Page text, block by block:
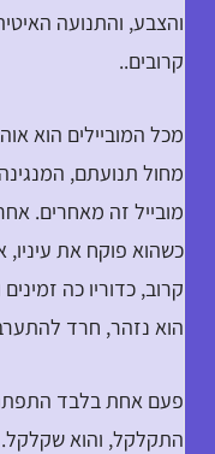
והצבע, והתנועה
קרובים..
מכל המוביילים הוא
מחול תנועתם,
מובייל זה מאחרים.
כשהוא פוקח את עיניו,
קרוב, כדוריו כה
הוא נזהר, חרד
פעם אחת בלבד
התקלקל, והוא שקלקל.